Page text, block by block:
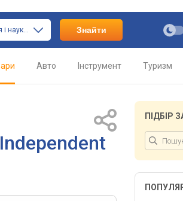
тільки рукоділля і наукові набори Знайти
Авто Інструмент Туризм
ПІДБІР